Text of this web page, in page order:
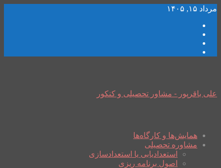
مرداد ۱۵, ۱۴۰۵
علی باقرپور - مشاور تحصیلی و کنکور
همایش‌ها و کارگاه‌ها
مشاوره تحصیلی
استعدادیابی یا استعدادسازی
اصول برنامه ریزی